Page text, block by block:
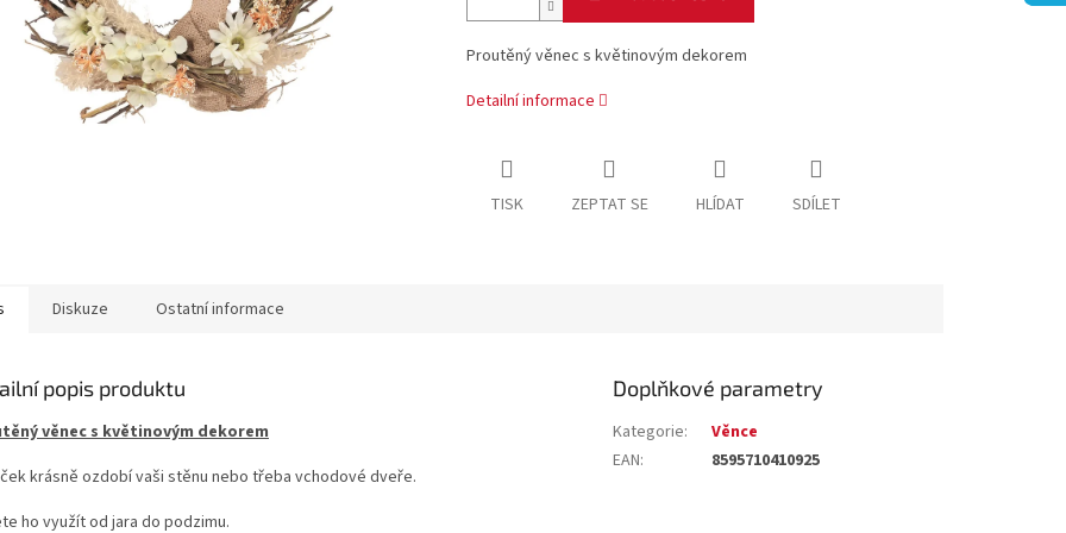
Proutěný věnec s květinovým dekorem
Detailní informace
TISK ZEPTAT SE HLÍDAT SDÍLET
Diskuze Ostatní informace
popis produktu
věnec s květinovým dekorem
krásně ozdobí vaši stěnu nebo třeba vchodové dveře.
ho využít od jara do podzimu.
Doplňkové parametry
Kategorie:
Věnce
EAN: 8595710410925